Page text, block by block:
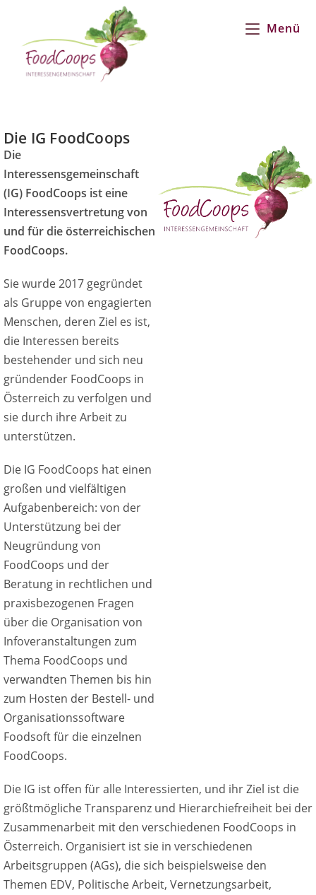
Menü
Die IG FoodCoops
Die
Interessensgemeinschaft
(IG) FoodCoops ist eine
Interessensvertretung von
und für die österreichischen
FoodCoops.
Sie wurde 2017 gegründet
als Gruppe von engagierten
Menschen, deren Ziel es ist,
die Interessen bereits
bestehender und sich neu
gründender FoodCoops in
Österreich zu verfolgen und
sie durch ihre Arbeit zu
unterstützen.
Die IG FoodCoops hat einen
großen und vielfältigen
Aufgabenbereich: von der
Unterstützung bei der
Neugründung von
FoodCoops und der
Beratung in rechtlichen und
praxisbezogenen Fragen
über die Organisation von
Infoveranstaltungen zum
Thema FoodCoops und
verwandten Themen bis hin
zum Hosten der Bestell- und
Organisationssoftware
Foodsoft für die einzelnen
FoodCoops.
Die IG ist offen für alle Interessierten, und ihr Ziel ist die
größtmögliche Transparenz und Hierarchiefreiheit bei der
Zusammenarbeit mit den verschiedenen FoodCoops in
Österreich. Organisiert ist sie in verschiedenen
Arbeitsgruppen (AGs), die sich beispielsweise den
Themen EDV, Politische Arbeit, Vernetzungsarbeit,